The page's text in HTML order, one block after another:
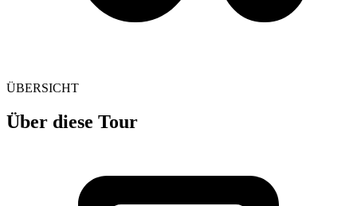
ÜBERSICHT
Über diese Tour